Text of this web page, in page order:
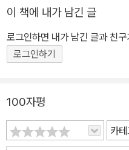
이 책에 내가 남긴 글
로그인하면 내가 남긴 글과 친
로그인하기
100자평
카테